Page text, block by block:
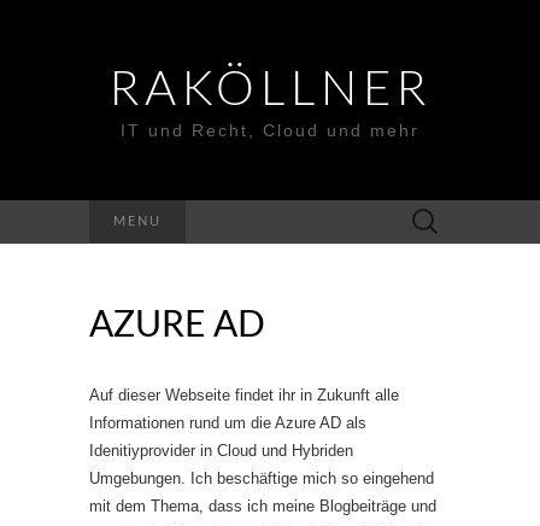
RAKÖLLNER
IT und Recht, Cloud und mehr
MENU
Suchen
nach:
AZURE AD
Auf dieser Webseite findet ihr in Zukunft alle
Informationen rund um die Azure AD als
Idenitiyprovider in Cloud und Hybriden
Umgebungen. Ich beschäftige mich so eingehend
mit dem Thema, dass ich meine Blogbeiträge und